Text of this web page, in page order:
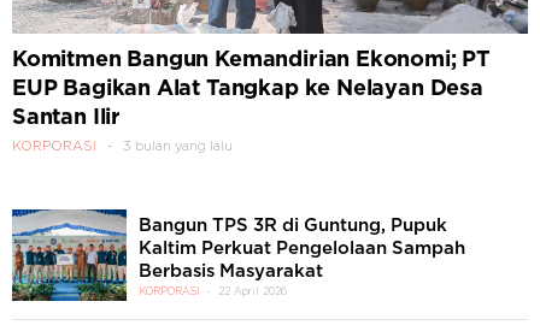
Komitmen Bangun Kemandirian Ekonomi; PT
EUP Bagikan Alat Tangkap ke Nelayan Desa
Santan Ilir
KORPORASI 3 bulan yang lalu
Bangun TPS 3R di Guntung, Pupuk
Kaltim Perkuat Pengelolaan Sampah
Berbasis Masyarakat
KORPORASI 22 April 2026